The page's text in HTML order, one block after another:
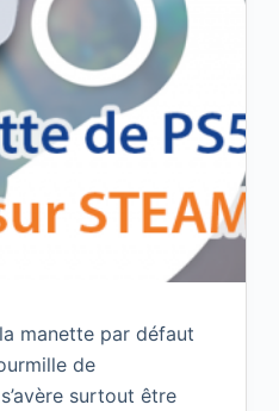
manette par défaut
de
surtout être